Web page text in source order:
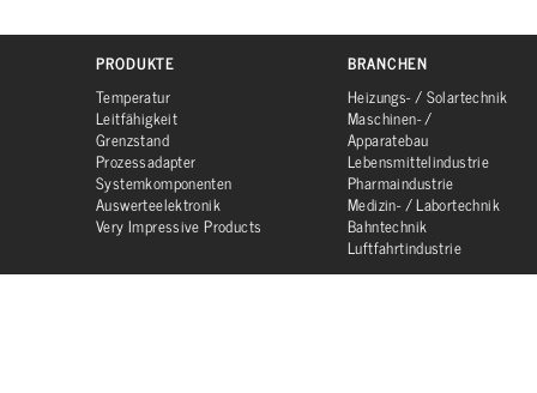
PRODUKTE
Temperatur
Leitfähigkeit
Grenzstand
Prozessadapter
Systemkomponenten
Auswerteelektronik
Very Impressive Products
BRANCHEN
Heizungs- / Solartechnik
Maschinen- /
Apparatebau
Lebensmittelindustrie
Pharmaindustrie
Medizin- / Labortechnik
Bahntechnik
Luftfahrtindustrie